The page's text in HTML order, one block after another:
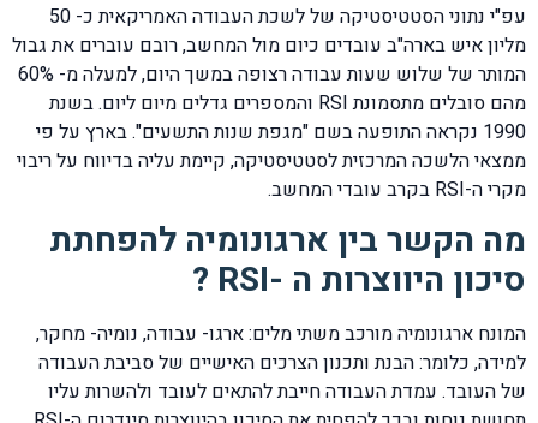
עפ"י נתוני הסטטיסטיקה של לשכת העבודה האמריקאית כ- 50
מליון איש בארה"ב עובדים כיום מול המחשב, רובם עוברים את גבול
המותר של שלוש שעות עבודה רצופה במשך היום, למעלה מ- 60%
מהם סובלים מתסמונת RSI והמספרים גדלים מיום ליום. בשנת
1990 נקראה התופעה בשם "מגפת שנות התשעים". בארץ על פי
ממצאי הלשכה המרכזית לסטטיסטיקה, קיימת עליה בדיווח על ריבוי
מקרי ה-RSI בקרב עובדי המחשב.
מה הקשר בין ארגונומיה להפחתת
סיכון היווצרות ה -RSI ?
המונח ארגונומיה מורכב משתי מלים: ארגו- עבודה, נומיה- מחקר,
למידה, כלומר: הבנת ותכנון הצרכים האישיים של סביבת העבודה
של העובד. עמדת העבודה חייבת להתאים לעובד ולהשרות עליו